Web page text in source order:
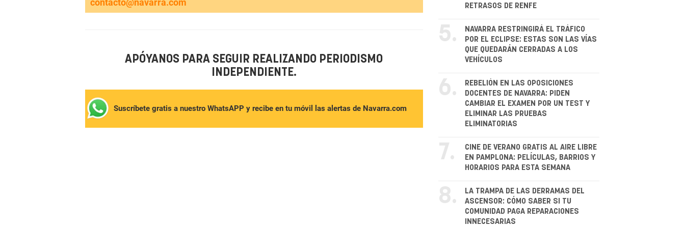
APÓYANOS PARA SEGUIR REALIZANDO PERIODISMO
INDEPENDIENTE.
Suscríbete gratis a nuestro WhatsAPP y recibe en tu móvil las alertas de Navarra.com
RETRASOS DE RENFE
5.
NAVARRA RESTRINGIRÁ EL TRÁFICO
POR EL ECLIPSE: ESTAS SON LAS VÍAS
QUE QUEDARÁN CERRADAS A LOS
VEHÍCULOS
6.
REBELIÓN EN LAS OPOSICIONES
DOCENTES DE NAVARRA: PIDEN
CAMBIAR EL EXAMEN POR UN TEST Y
ELIMINAR LAS PRUEBAS
ELIMINATORIAS
7.
CINE DE VERANO GRATIS AL AIRE LIBRE
EN PAMPLONA: PELÍCULAS, BARRIOS Y
HORARIOS PARA ESTA SEMANA
8.
LA TRAMPA DE LAS DERRAMAS DEL
ASCENSOR: CÓMO SABER SI TU
COMUNIDAD PAGA REPARACIONES
INNECESARIAS